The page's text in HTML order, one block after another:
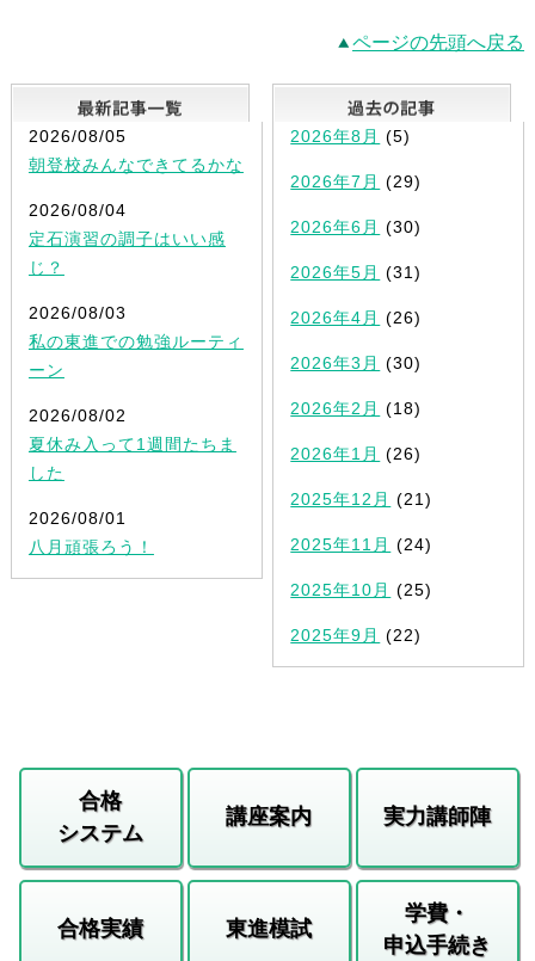
ページの先頭へ戻る
最新記事一覧
2026/08/05
朝登校みんなできてるかな
2026/08/04
定石演習の調子はいい感
じ？
2026/08/03
私の東進での勉強ルーティ
ーン
2026/08/02
夏休み入って1週間たちま
した
2026/08/01
八月頑張ろう！
2026年8月 (5)
2026年7月 (29)
2026年6月 (30)
2026年5月 (31)
2026年4月 (26)
2026年3月 (30)
2026年2月 (18)
2026年1月 (26)
2025年12月 (21)
2025年11月 (24)
2025年10月 (25)
2025年9月 (22)
合格
システム
講座案内 実力講師陣
合格実績 東進模試
学費・
申込手続き